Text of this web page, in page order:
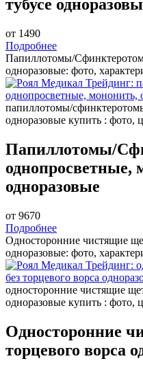
тубусе
от 1490
Подробнее
Папиллотомы/
одноразовые: фото,
папиллотомы/
одноразовые купить : фото,
Папиллотомы/
однопросветные,
одноразовые
от 9670
Подробнее
Односторонние чистящие
одноразовые: фото,
односторонние чистящие
одноразовые купить : фото,
Односторонние
торцевого ворса